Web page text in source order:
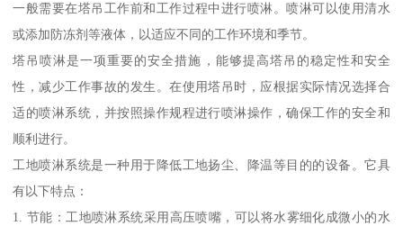
一般需要在塔吊工作前和工作过程中进行喷淋。喷淋可以使用清水
或添加防冻剂等液体，以适应不同的工作环境和季节。
塔吊喷淋是一项重要的安全措施，能够提高塔吊的稳定性和安全
性，减少工作事故的发生。在使用塔吊时，应根据实际情况选择合
适的喷淋系统，并按照操作规程进行喷淋操作，确保工作的安全和
顺利进行。
工地喷淋系统是一种用于降低工地扬尘、降温等目的的设备。它具
有以下特点：
1. 节能：工地喷淋系统采用高压喷嘴，可以将水雾细化成微小的水